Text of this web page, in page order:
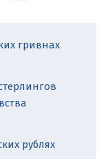
гривнах
рублях